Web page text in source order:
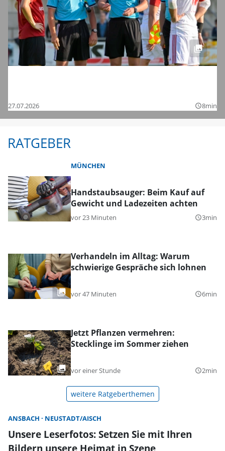
27.07.2026 query_builder8min
RATGEBER
MÜNCHEN
Handstaubsauger: Beim Kauf auf
Gewicht und Ladezeiten achten
vor 23 Minuten query_builder3min
Verhandeln im Alltag: Warum
schwierige Gespräche sich lohnen
vor 47 Minuten query_builder6min
Jetzt Pflanzen vermehren:
Stecklinge im Sommer ziehen
vor einer Stunde query_builder2min
weitere Ratgeberthemen
ANSBACH NEUSTADT/AISCH
Unsere Leserfotos: Setzen Sie mit Ihren
Bildern unsere Heimat in Szene